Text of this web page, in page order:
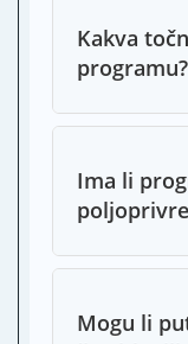
Kakva
programu?
Ima li
Mogu li